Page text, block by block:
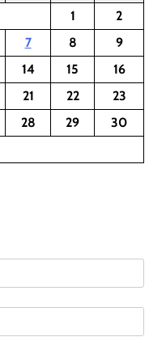
1
2
7 8
9
14 15
16
21 22
23
28 29
30